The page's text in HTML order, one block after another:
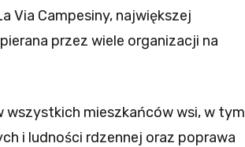
Via Campesiny, największej
przez wiele organizacji na
wszystkich mieszkańców wsi, w tym
i ludności rdzennej oraz poprawa